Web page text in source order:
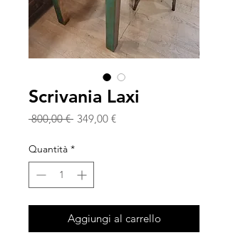
Scrivania Laxi
800,00 € Prezzo
349,00 €Prezzo
Quantità *
Aggiungi al carrello